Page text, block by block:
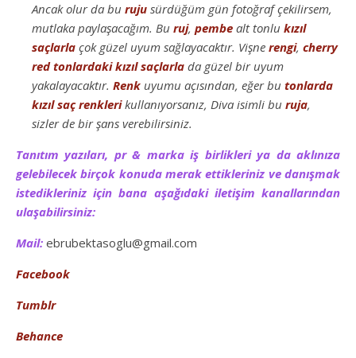
Ancak olur da bu ruju sürdüğüm gün fotoğraf çekilirsem,
mutlaka paylaşacağım. Bu ruj, pembe alt tonlu kızıl
saçlarla çok güzel uyum sağlayacaktır. Vişne rengi, cherry
red tonlardaki kızıl saçlarla da güzel bir uyum
yakalayacaktır. Renk uyumu açısından, eğer bu tonlarda
kızıl saç renklerikullanıyorsanız, Diva isimli bu ruja,
sizler de bir şans verebilirsiniz.
Tanıtım yazıları, pr & marka iş birlikleri ya da aklınıza
gelebilecek birçok konuda merak ettikleriniz ve danışmak
istedikleriniz için bana aşağıdaki iletişim kanallarından
ulaşabilirsiniz:
Mail: ebrubektasoglu@gmail.com
Facebook
Tumblr
Behance